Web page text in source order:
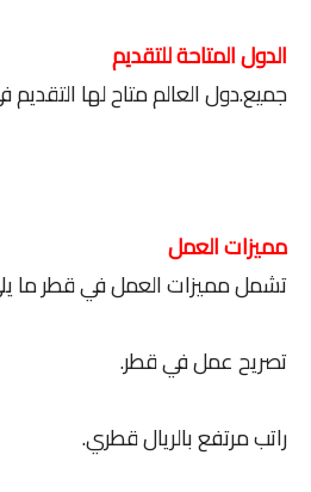
الدول المتاحة للتقديم
جميع.دول العالم متاح لها
مميزات العمل
تشمل مميزات العمل في قطر ما
تصريح عمل في قطر.
راتب مرتفع بالريال قطري.